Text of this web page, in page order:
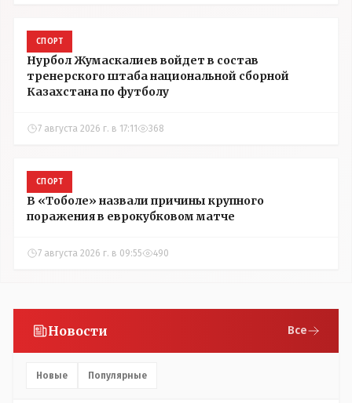
СПОРТ
Нурбол Жумаскалиев войдет в состав
тренерского штаба национальной сборной
Казахстана по футболу
7 августа 2026 г. в 17:11 368
СПОРТ
В «Тоболе» назвали причины крупного
поражения в еврокубковом матче
7 августа 2026 г. в 09:55 490
Новости Все
Новые Популярные